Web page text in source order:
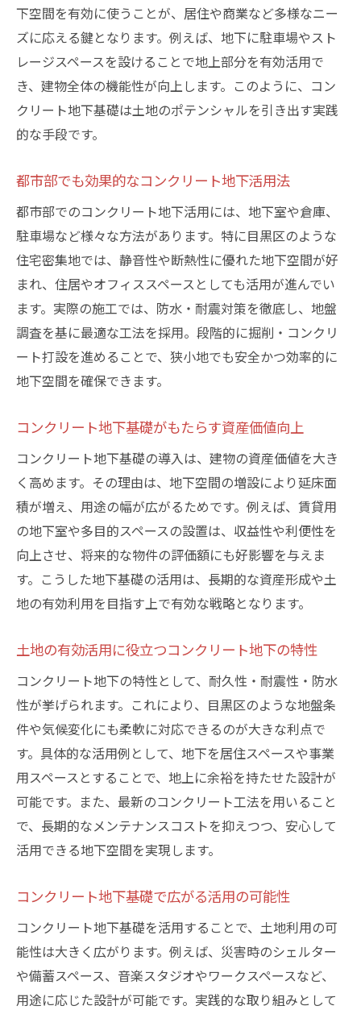
コンクリート地下構造が都市建築で選ばれ
る理由
都市空間を自由に使うコンクリート地下の
魅力
快適な都市生活を叶えるコンクリート地下
の利点
空間
都市型建築で活きるコンクリート地下構造
の特長
省スペース時代に求められるコンクリート
地下
コンクリート地下施工で広がる活用アイデア
コンクリート地下施工で実現する多彩な空
間活用
の活用例
コンクリート地下で叶える趣味や収納の新
提案
快適な生活空間を作るコンクリート地下施
工の工夫
コンクリート地下空間を活かした土地活用
事例
未来型生活を支えるコンクリート地下の活
地下基礎ならではの安全性と耐久性のポイント
コンクリート地下基礎の耐久性が選ばれる
理由
地震に強いコンクリート地下基礎のポイン
ト
長寿命を実現するコンクリート地下構造の
特徴
安全性を高めるコンクリート地下の施工技
コンクリート地下で守る資産と安心の暮ら
快適性と安全性を両立するコンクリート地
下
最新工法が可能にする地下空間の有効利用術
下空間を有効に使うことが、居住や商業など多様なニー
ズに応える鍵となります。例えば、地下に駐車場やスト
レージスペースを設けることで地上部分を有効活用で
き、建物全体の機能性が向上します。このように、コン
クリート地下基礎は土地のポテンシャルを引き出す実践
的な手段です。
都市部でも効果的なコンクリート地下活用法
都市部でのコンクリート地下活用には、地下室や倉庫、
駐車場など様々な方法があります。特に目黒区のような
住宅密集地では、静音性や断熱性に優れた地下空間が好
まれ、住居やオフィススペースとしても活用が進んでい
ます。実際の施工では、防水・耐震対策を徹底し、地盤
調査を基に最適な工法を採用。段階的に掘削・コンクリ
ート打設を進めることで、狭小地でも安全かつ効率的に
地下空間を確保できます。
コンクリート地下基礎がもたらす資産価値向上
コンクリート地下基礎の導入は、建物の資産価値を大き
く高めます。その理由は、地下空間の増設により延床面
積が増え、用途の幅が広がるためです。例えば、賃貸用
の地下室や多目的スペースの設置は、収益性や利便性を
向上させ、将来的な物件の評価額にも好影響を与えま
す。こうした地下基礎の活用は、長期的な資産形成や土
地の有効利用を目指す上で有効な戦略となります。
土地の有効活用に役立つコンクリート地下の特性
コンクリート地下の特性として、耐久性・耐震性・防水
性が挙げられます。これにより、目黒区のような地盤条
件や気候変化にも柔軟に対応できるのが大きな利点で
す。具体的な活用例として、地下を居住スペースや事業
用スペースとすることで、地上に余裕を持たせた設計が
可能です。また、最新のコンクリート工法を用いること
で、長期的なメンテナンスコストを抑えつつ、安心して
活用できる地下空間を実現します。
コンクリート地下基礎で広がる活用の可能性
コンクリート地下基礎を活用することで、土地利用の可
能性は大きく広がります。例えば、災害時のシェルター
や備蓄スペース、音楽スタジオやワークスペースなど、
用途に応じた設計が可能です。実践的な取り組みとして